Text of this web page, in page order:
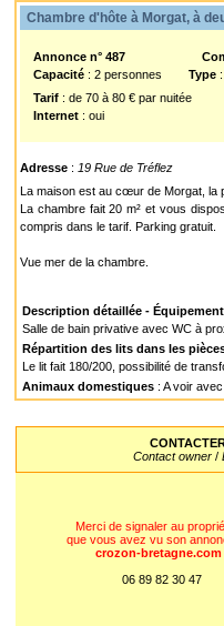
Chambre d'hôte à Morgat, à
Annonce n° 487
Capacité : 2 personnes Type
Tarif : de 70 à 80 € par nuitée
Internet : oui
Adresse : 19 Rue de Tréflez
La maison est au cœur de Morgat, la
La chambre fait 20 m² et vous
compris dans le tarif. Parking gratuit.
Vue mer de la chambre.
Description détaillée -
Salle de bain privative avec WC à
Répartition des lits dans les
Le lit fait 180/200, possibilité de
Animaux domestiques : A voir
Contact owner /
Merci de signaler au
que vous avez vu son
crozon-bretagne.com
06 89 82 30 47